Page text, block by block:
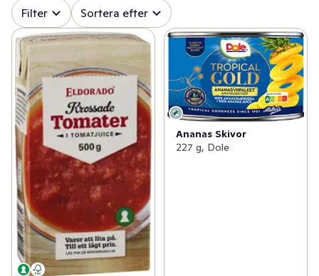
✓ Baljväxter & konserver (272)
✓ Pasta & pastasås (215)
✓ Mjöl & bakning (232)
✓ Tex mex (125)
✓ Asien (224)
✓ Sylt & socker (150)
✓ Senap & ketchup
✓ Majonnäs (31)
✓ Flingor, müsli & gröt (154)
✓ Alla (272)
✓ Tomatkonserver (47)
✓ Majskorn (11)
✓ Bönor (36)
✓ Oliver (65)
✓ Inlagd gurka (19)
✓ Övriga konserver (41)
✓ Pesto & tapenade (27)
✓ Kikärtor (6)
Filter Sortera efter
Ananas Skivor
227 g, Dole